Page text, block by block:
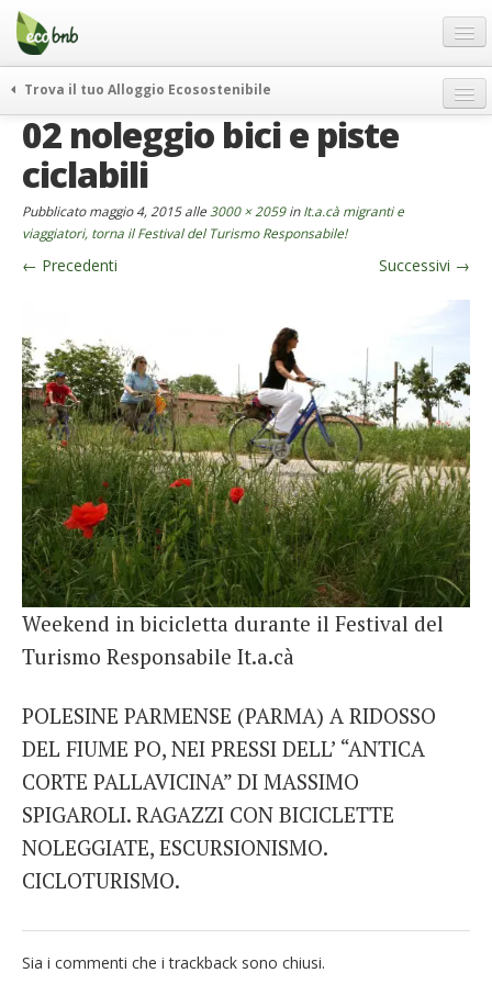
Menu
Salta
contenuto
Offerte Speciali
Regali
FAQ
Chi Siamo
Partner
Italiano
German
English
Spanish
French
Italiano
Trova il tuo Alloggio Ecosostenibile
weekend green
itinerari
curiosità
vivere e viaggiare verde
news ed eventi
02 noleggio bici e piste
ciclabili
Pubblicatomaggio 4, 2015alle 3000 × 2059inIt.a.cà migranti e
viaggiatori, torna il Festival del Turismo Responsabile!
← Precedenti Successivi →
Weekend in bicicletta durante il Festival del
Turismo Responsabile It.a.cà
POLESINE PARMENSE (PARMA) A RIDOSSO
DEL FIUME PO, NEI PRESSI DELL’ “ANTICA
CORTE PALLAVICINA” DI MASSIMO
SPIGAROLI. RAGAZZI CON BICICLETTE
NOLEGGIATE, ESCURSIONISMO.
CICLOTURISMO.
Sia i commenti che i trackback sono chiusi.